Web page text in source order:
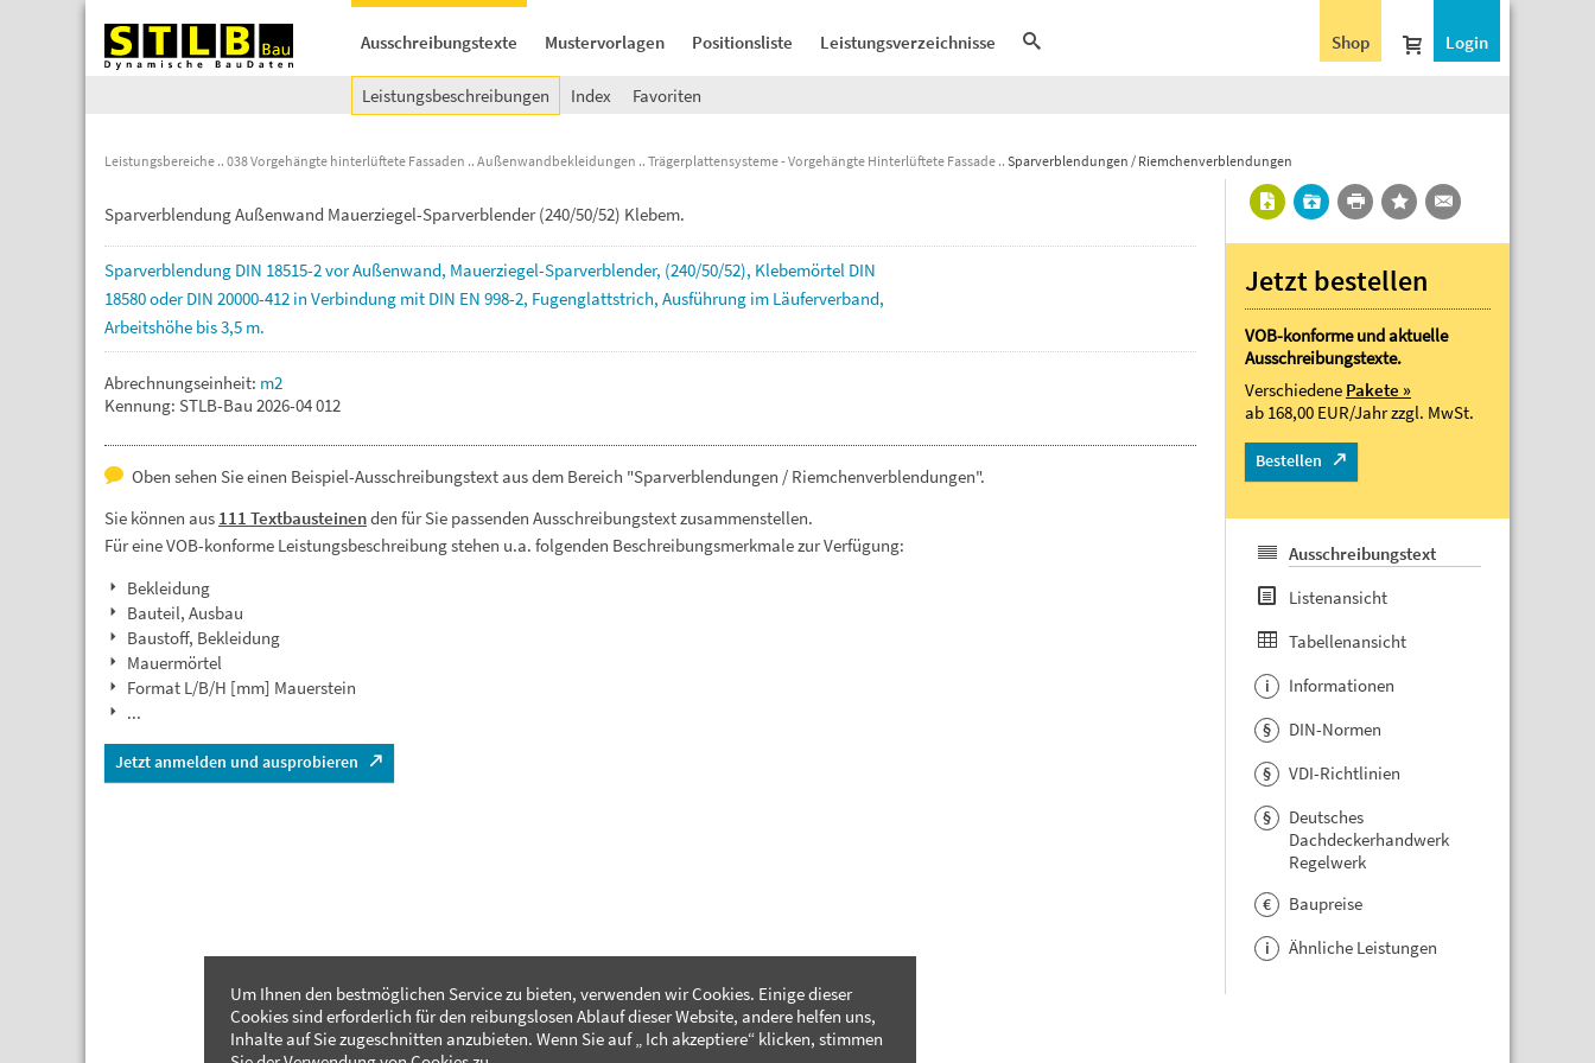
Ausschreibungstexte Mustervorlagen Positionsliste Leistungsverzeichnisse Login
Shop
Leistungsbeschreibungen Index Favoriten
Leistungsbereiche 038 Vorgehängte hinterlüftete Fassaden Außenwandbekleidungen Trägerplattensysteme - Vorgehängte Hinterlüftete Fassade Sparverblendungen / Riemchenverblendungen
Sparverblendung Außenwand Mauerziegel-Sparverblender (240/50/52) Klebem.
Sparverblendung DIN 18515-2vorAußenwand, Mauerziegel-Sparverblender, (240/50/52), Klebemörtel DIN
18580oderDIN 20000-412 in Verbindung mit DIN EN 998-2, Fugenglattstrich, Ausführung im Läuferverband,
Arbeitshöhe bis3,5 m.
Abrechnungseinheit: m2
Kennung: STLB-Bau 2026-04 012
Oben sehen Sie einen Beispiel-Ausschreibungstext aus dem Bereich "Sparverblendungen / Riemchenverblendungen".
Sie können aus 111 Textbausteinenden für Sie passenden Ausschreibungstext zusammenstellen.
Für eine VOB-konforme Leistungsbeschreibung stehen u.a. folgenden Beschreibungsmerkmale zur Verfügung:
Bekleidung
Bauteil, Ausbau
Baustoff, Bekleidung
Mauermörtel
Format L/B/H [mm] Mauerstein
...
Jetzt anmelden und ausprobieren
Jetzt bestellen
VOB-konforme und aktuelle
Ausschreibungstexte.
Verschiedene Pakete »
ab 168,00 EUR/Jahrzzgl. MwSt.
Bestellen
Ausschreibungstext
Listenansicht
Tabellenansicht
i Informationen
§ DIN-Normen
§ VDI-Richtlinien
§
Deutsches
Dachdeckerhandwerk
Regelwerk
€ Baupreise
i Ähnliche Leistungen
Um Ihnen den bestmöglichen Service zu bieten, verwenden wir Cookies. Einige dieser
Cookies sind erforderlich für den reibungslosen Ablauf dieser Website, andere helfen uns,
Inhalte auf Sie zugeschnitten anzubieten. Wenn Sie auf „ Ich akzeptiere“ klicken, stimmen